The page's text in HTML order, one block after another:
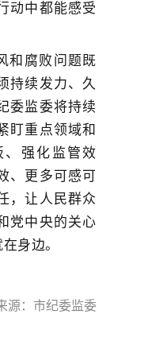
动中都能感受
和腐败问题既
持续发力、久
委监委将持续
盯重点领域和
、强化监管效
、更多可感可
，让人民群众
党中央的关心
身边。
源：市纪委监委